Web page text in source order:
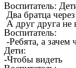
Воспитатель:
Два братца
А друг
Воспитатель:
-Ребята, а зачем
Дети:
-Чтобы видеть